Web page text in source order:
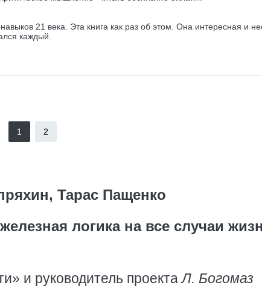
21 века. Эта книга как раз об этом. Она интересная и
каждый.
1 2
Тарас Пащенко
логика на все случаи
и руководитель проектаЛ. Богомаз